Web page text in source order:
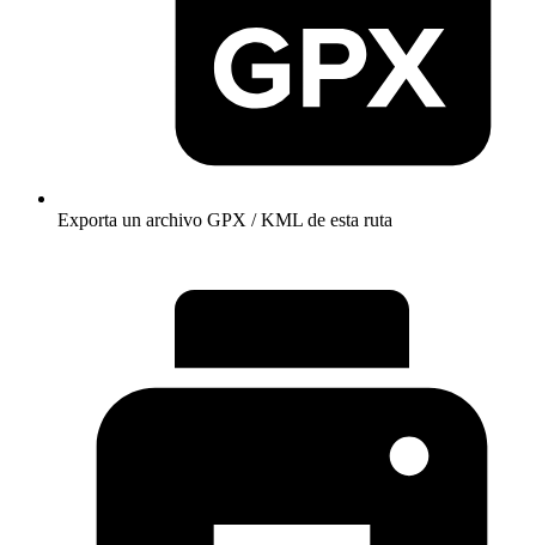
Exporta un archivo GPX / KML de esta ruta